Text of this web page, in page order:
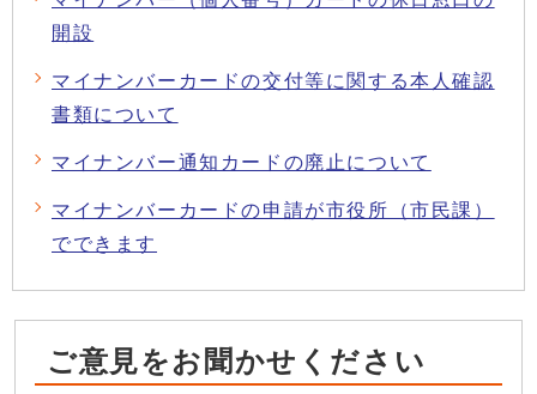
開設
マイナンバーカードの交付等に関する本人確認
書類について
マイナンバー通知カードの廃止について
マイナンバーカードの申請が市役所（市民課）
でできます
ご意見をお聞かせください